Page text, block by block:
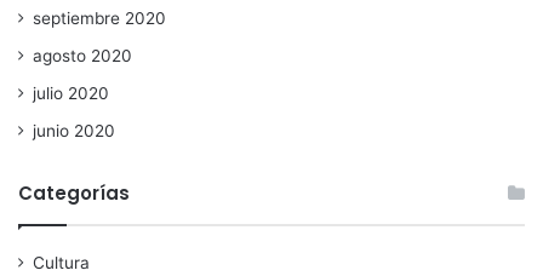
septiembre 2020
agosto 2020
julio 2020
junio 2020
Categorías
Cultura